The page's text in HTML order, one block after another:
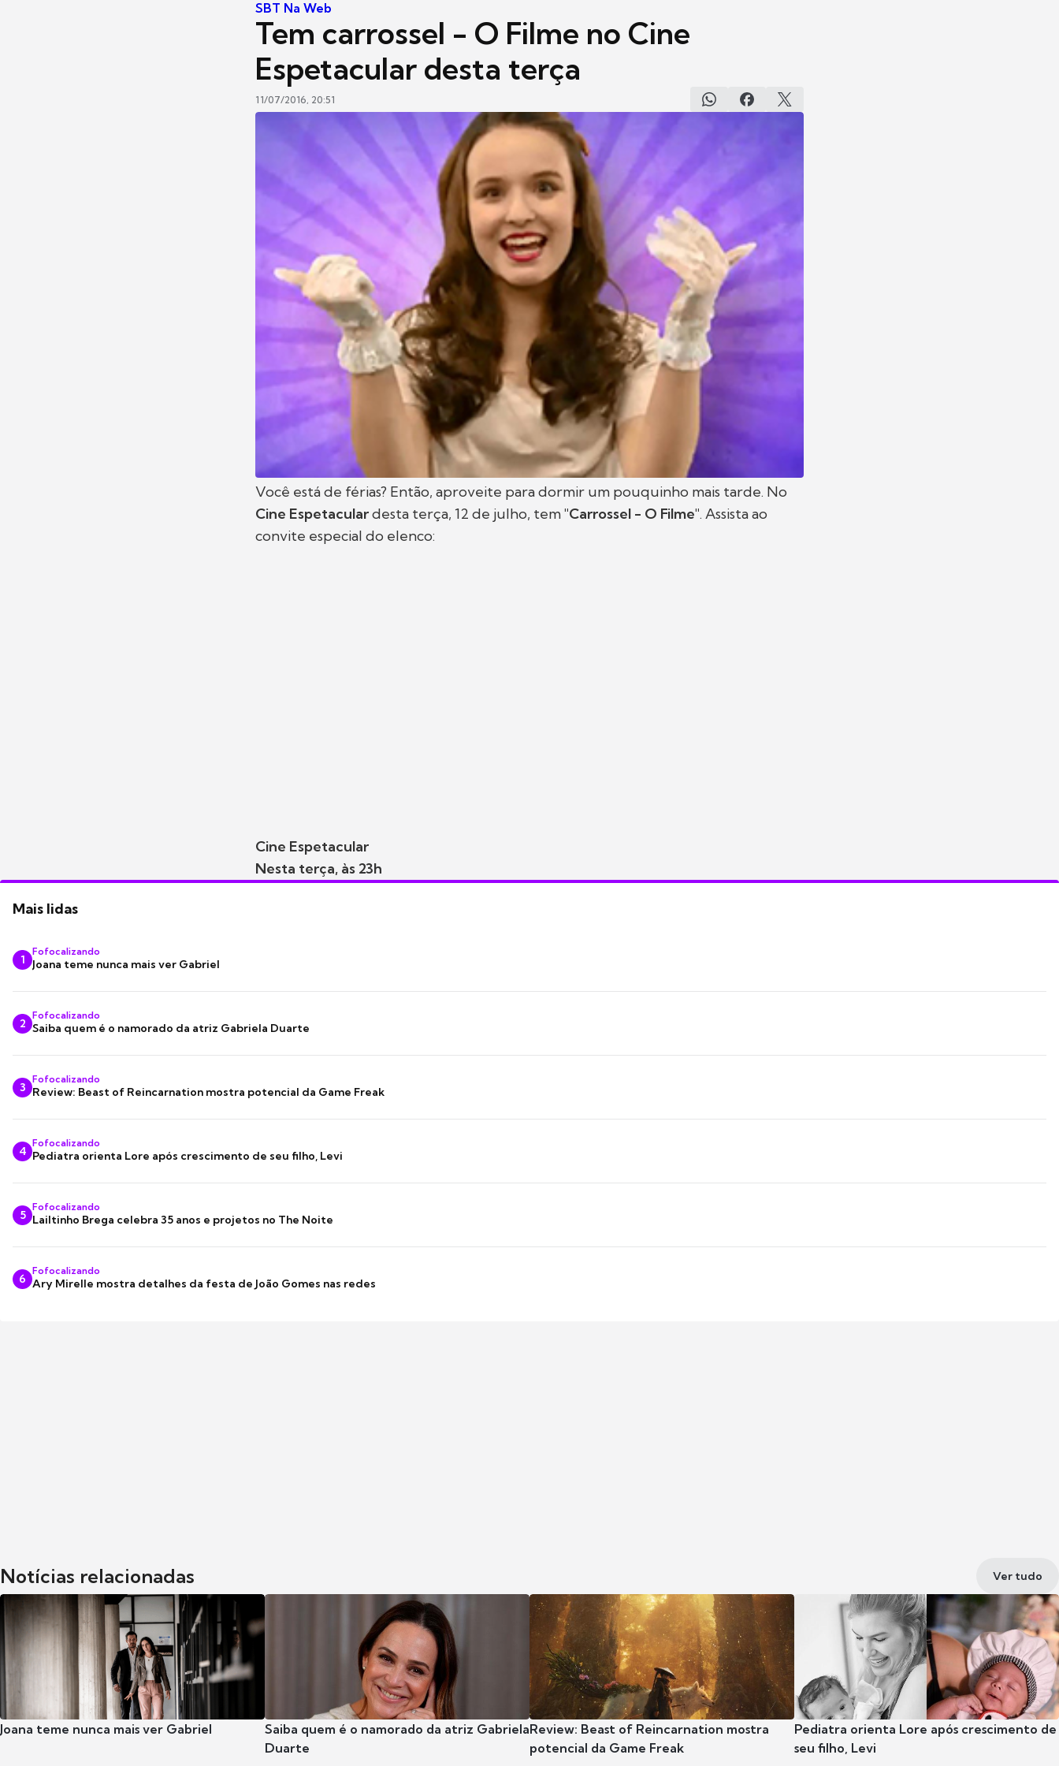
SBT Na Web
Tem carrossel - O Filme no Cine
Espetacular desta terça
11/07/2016, 20:51
Você está de férias? Então, aproveite para dormir um pouquinho mais tarde. No
Cine Espetaculardesta terça, 12 de julho, tem"Carrossel - O Filme". Assista ao
convite especial do elenco:
Cine Espetacular
Nesta terça, às 23h
Mais lidas
1
Fofocalizando
Joana teme nunca mais ver Gabriel
2
Fofocalizando
Saiba quem é o namorado da atriz Gabriela Duarte
3
Fofocalizando
Review: Beast of Reincarnation mostra potencial da Game Freak
4
Fofocalizando
Pediatra orienta Lore após crescimento de seu filho, Levi
5
Fofocalizando
Lailtinho Brega celebra 35 anos e projetos no The Noite
6
Fofocalizando
Ary Mirelle mostra detalhes da festa de João Gomes nas redes
Notícias relacionadas Ver tudo
Joana teme nunca mais ver Gabriel
Saiba quem é o namorado da atriz Gabriela
Duarte
Review: Beast of Reincarnation mostra
potencial da Game Freak
Pediatra orienta Lore após crescimento de
seu filho, Levi